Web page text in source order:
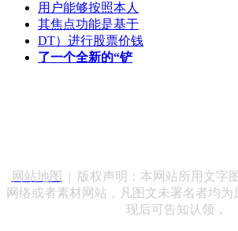
用户能够按照本人
其焦点功能是基于
DT）进行股票价钱
了一个全新的“铲
网站地图
| 版权声明：本网站所用文字
网络或者素材网站，凡图文未署名者均
现后可告知认领，